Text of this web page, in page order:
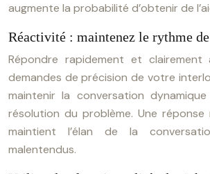
augmente la probabilité d’obtenir de
Réactivité : maintenez le rythme
Répondre rapidement et
demandes de précision de votre
maintenir la conversation
résolution du problème. Une
maintient l’élan de la
malentendus.